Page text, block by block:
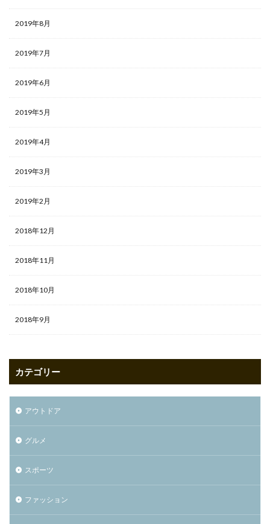
2019年8月
2019年7月
2019年6月
2019年5月
2019年4月
2019年3月
2019年2月
2018年12月
2018年11月
2018年10月
2018年9月
カテゴリー
アウトドア
グルメ
スポーツ
ファッション